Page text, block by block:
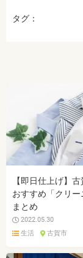
タグ：
【即日仕上げ】
おすすめ「クリー
まとめ
2022.05.30
生活
古賀市